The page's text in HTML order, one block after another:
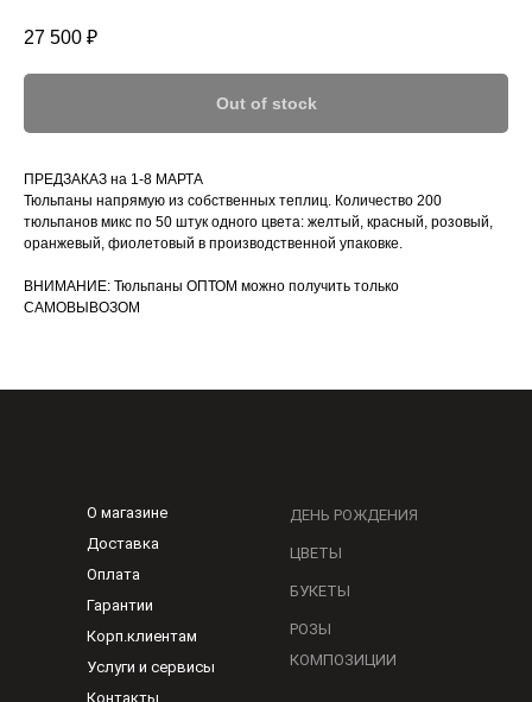
27 500 ₽
Out of stock
ПРЕДЗАКАЗ на 1-8 МАРТА
Тюльпаны напрямую из собственных теплиц. Количество 200
тюльпанов микс по 50 штук одного цвета: желтый, красный, розовый,
оранжевый, фиолетовый в производственной упаковке.
ВНИМАНИЕ: Тюльпаны ОПТОМ можно получить только
САМОВЫВОЗОМ
О магазине
Оплата
Доставка
Гарантии
Корп.клиентам
Услуги и сервисы
Контакты
ДЕНЬ РОЖДЕНИЯ
ЦВЕТЫ
БУКЕТЫ
РОЗЫ
КОМПОЗИЦИИ